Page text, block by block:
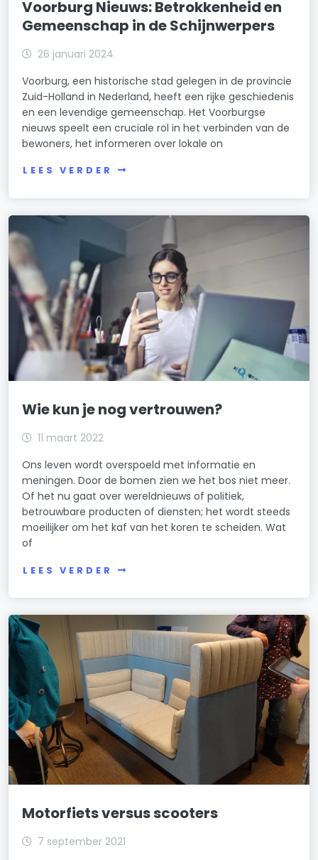
Voorburg Nieuws: Betrokkenheid en
Gemeenschap in de Schijnwerpers
26 januari 2024
Voorburg, een historische stad gelegen in de provincie
Zuid-Holland in Nederland, heeft een rijke geschiedenis
en een levendige gemeenschap. Het Voorburgse
nieuws speelt een cruciale rol in het verbinden van de
bewoners, het informeren over lokale on
LEES VERDER
Wie kun je nog vertrouwen?
11 maart 2022
Ons leven wordt overspoeld met informatie en
meningen. Door de bomen zien we het bos niet meer.
Of het nu gaat over wereldnieuws of politiek,
betrouwbare producten of diensten; het wordt steeds
moeilijker om het kaf van het koren te scheiden. Wat
of
LEES VERDER
Motorfiets versus scooters
7 september 2021